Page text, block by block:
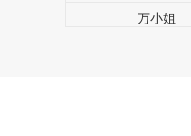
王先生